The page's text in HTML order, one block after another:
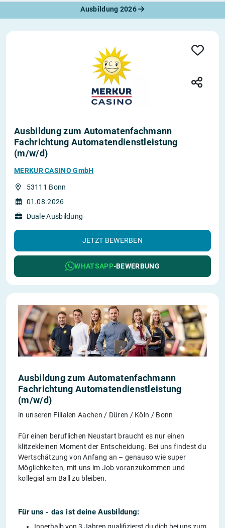
Ausbildung 2026
Ausbildung zum Automatenfachmann
Fachrichtung Automatendienstleistung
(m/w/d)
MERKUR CASINO GmbH
53111 Bonn
01.08.2026
Duale Ausbildung
JETZT BEWERBEN
WHATSAPP-BEWERBUNG
Ausbildung zum Automatenfachmann
Fachrichtung Automatendienstleistung
(m/w/d)
in unseren Filialen Aachen / Düren / Köln / Bonn
Für einen beruflichen Neustart braucht es nur einen
klitzekleinen Moment der Entscheidung. Bei uns findest du
Wertschätzung von Anfang an – genauso wie super
Möglichkeiten, mit uns im Job voranzukommen und
kollegial am Ball zu bleiben.
Für uns - das ist deine Ausbildung: